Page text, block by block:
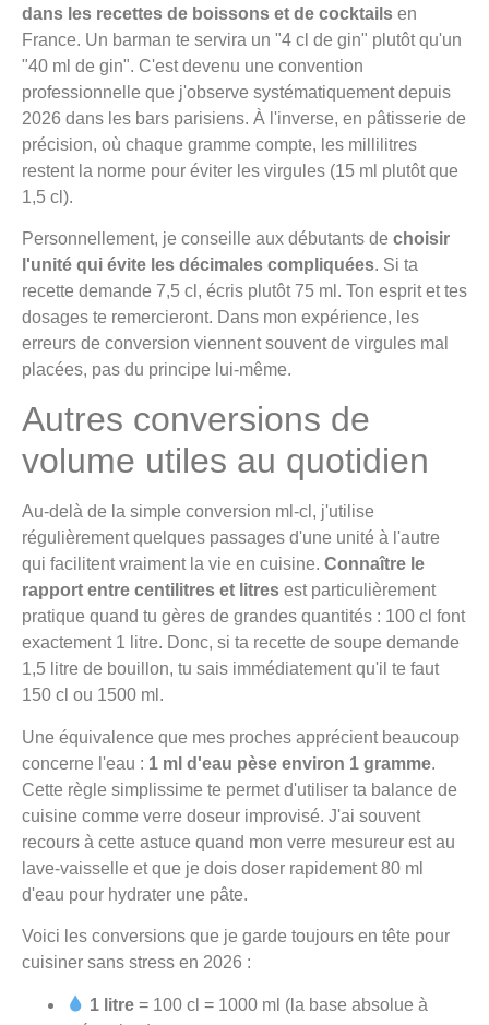
dans les recettes de boissons et de cocktails en
France. Un barman te servira un "4 cl de gin" plutôt qu'un
"40 ml de gin". C'est devenu une convention
professionnelle que j'observe systématiquement depuis
2026 dans les bars parisiens. À l'inverse, en pâtisserie de
précision, où chaque gramme compte, les millilitres
restent la norme pour éviter les virgules (15 ml plutôt que
1,5 cl).
Personnellement, je conseille aux débutants de choisir
l'unité qui évite les décimales compliquées. Si ta
recette demande 7,5 cl, écris plutôt 75 ml. Ton esprit et tes
dosages te remercieront. Dans mon expérience, les
erreurs de conversion viennent souvent de virgules mal
placées, pas du principe lui-même.
Autres conversions de
volume utiles au quotidien
Au-delà de la simple conversion ml-cl, j'utilise
régulièrement quelques passages d'une unité à l'autre
qui facilitent vraiment la vie en cuisine. Connaître le
rapport entre centilitres et litres est particulièrement
pratique quand tu gères de grandes quantités : 100 cl font
exactement 1 litre. Donc, si ta recette de soupe demande
1,5 litre de bouillon, tu sais immédiatement qu'il te faut
150 cl ou 1500 ml.
Une équivalence que mes proches apprécient beaucoup
concerne l'eau : 1 ml d'eau pèse environ 1 gramme.
Cette règle simplissime te permet d'utiliser ta balance de
cuisine comme verre doseur improvisé. J'ai souvent
recours à cette astuce quand mon verre mesureur est au
lave-vaisselle et que je dois doser rapidement 80 ml
d'eau pour hydrater une pâte.
Voici les conversions que je garde toujours en tête pour
cuisiner sans stress en 2026 :
1 litre = 100 cl = 1000 ml (la base absolue à